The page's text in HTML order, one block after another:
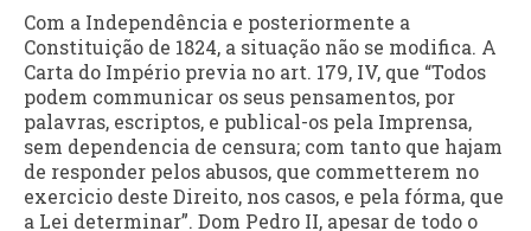
Com a Independência e posteriormente a
Constituição de 1824, a situação não se modifica. A
Carta do Império previa no art. 179, IV, que “Todos
podem communicar os seus pensamentos, por
palavras, escriptos, e publical-os pela Imprensa,
sem dependencia de censura; com tanto que hajam
de responder pelos abusos, que commetterem no
exercicio deste Direito, nos casos, e pela fórma, que
a Lei determinar”. Dom Pedro II, apesar de todo o